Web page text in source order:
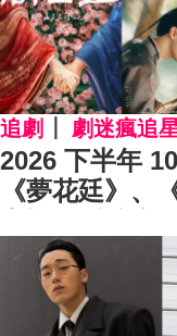
追劇 劇迷瘋追
2026 下半年
《夢花廷》、